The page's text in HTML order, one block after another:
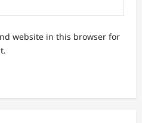
website in this browser for